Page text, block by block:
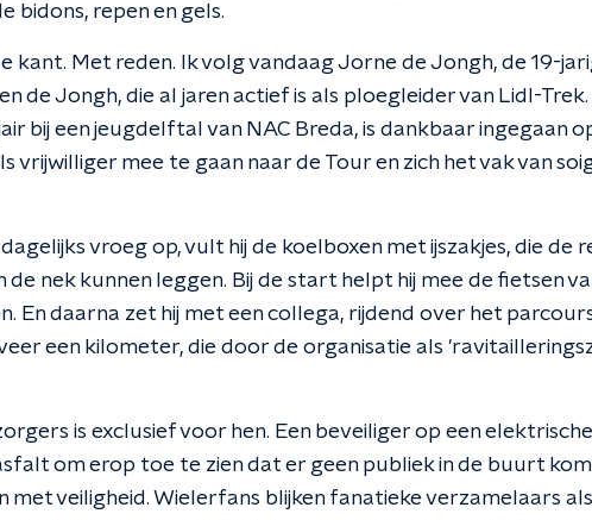
bidons, repen en gels.
kant. Met reden. Ik volg vandaag Jorne de Jongh, de 19-
de Jongh, die al jaren actief is als ploegleider van Lidl-
bij een jeugdelftal van NAC Breda, is dankbaar ingegaan
vrijwilliger mee te gaan naar de Tour en zich het vak van
vroeg op, vult hij de koelboxen met ijszakjes, die de
de nek kunnen leggen. Bij de start helpt hij mee de fietsen
En daarna zet hij met een collega, rijdend over het
een kilometer, die door de organisatie als
is exclusief voor hen. Een beveiliger op een
om erop toe te zien dat er geen publiek in de buurt
veiligheid. Wielerfans blijken fanatieke verzamelaars